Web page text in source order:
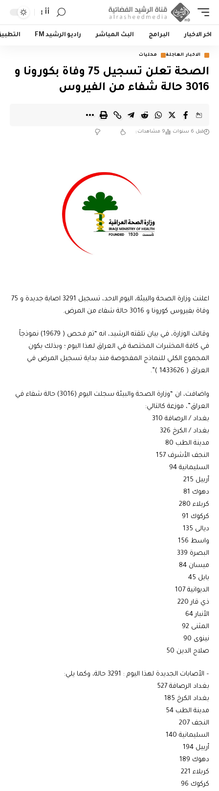
أأ
اخر الاخبار البرامج البث المباشر راديو الرشيد FM
الاخبار العاجلة محليات
الصحة تعلن تسجيل 75 وفاة بكورونا و
3016 حالة شفاء من الفيروس
قبل 6 سنوات 9 مشاهدات
اعلنت وزارة الصحة والبيئة، اليوم الاحد، تسجيل 3291 اصابة جديدة و 75
وفاة بفيروس كورونا و 3016 حالة شفاء من المرض.
وقالت الوزارة، في بيان تلقته الرشيد، انه “تم فحص ( 19679) نموذجاً
في كافة المختبرات المختصة في العراق لهذا اليوم ؛ وبذلك يكون
المجموع الكلي للنماذج المفحوصة منذ بداية تسجيل المرض في
العراق ( 1433626 )”.
واضافت، ان “وزارة الصحة والبيئة سجلت اليوم (3016) حالة شفاء في
العراق”، موزعة كالتالي:
بغداد / الرصافة 310
بغداد / الكرخ 326
مدينة الطب 80
النجف الأشرف 157
السليمانية 94
أربيل 215
دهوك 81
كربلاء 280
كركوك 91
ديالى 135
واسط 156
البصرة 339
ميسان 84
بابل 45
الديوانية 107
ذي قار 220
الأنبار 64
المثنى 92
نينوى 90
صلاح الدين 50
– الأصابات الجديدة لهذا اليوم : 3291 حالة، وكما يلي:
بغداد الرصافة 527
بغداد الكرخ 185
مدينة الطب 54
النجف 207
السليمانية 140
أربيل 194
دهوك 189
كربلاء 221
كركوك 96